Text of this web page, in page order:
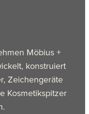
Möbius +
konstruiert
Zeichengeräte
Kosmetikspitzer